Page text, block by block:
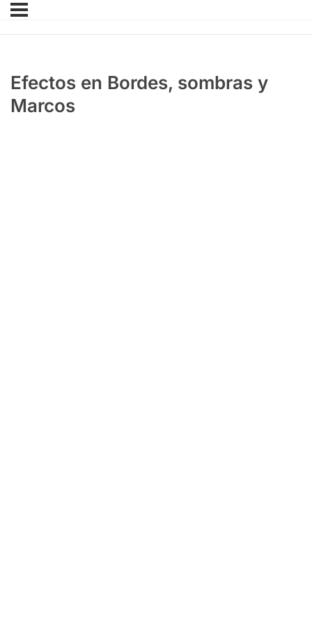
Efectos en Bordes, sombras y
Marcos